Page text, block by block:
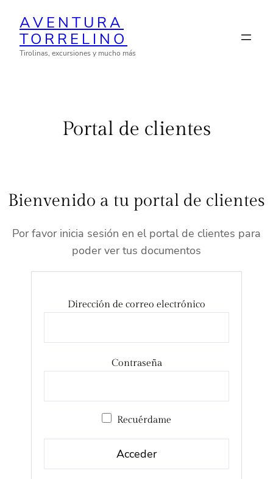
contenido
AVENTURA
TORRELINO
Tirolinas, excursiones y mucho más
Portal de clientes
Bienvenido a tu portal de clientes
Por favor inicia sesión en el portal de clientes para
poder ver tus documentos
Dirección de correo electrónico
Contraseña
Recuérdame